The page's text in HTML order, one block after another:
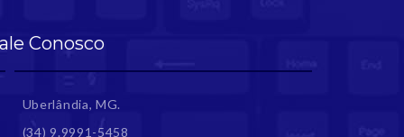
Conosco
Uberlândia, MG.
(34) 9.9991-5458